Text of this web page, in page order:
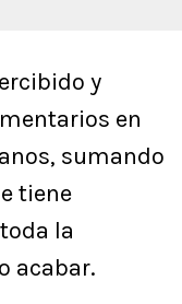
y
en
sumando
tiene
la
acabar.